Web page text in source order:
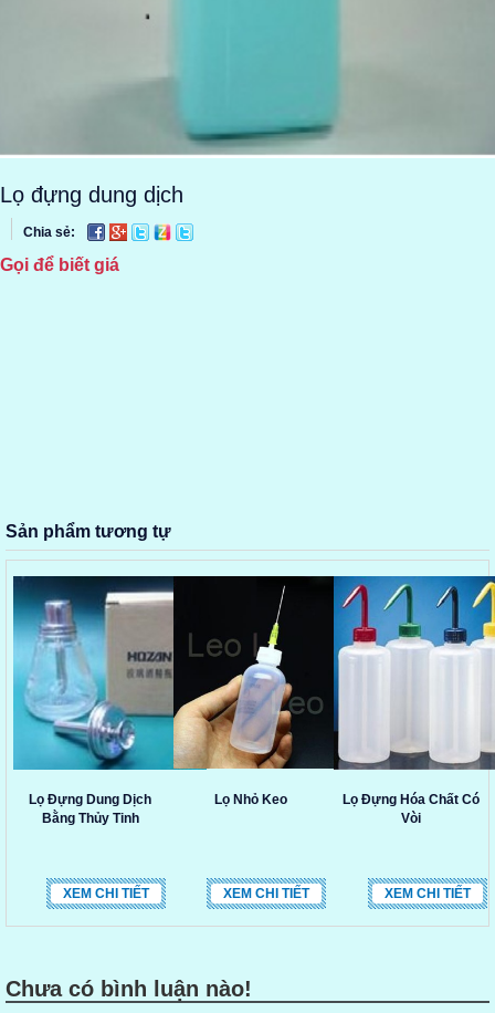
Lọ đựng dung dịch
Chia sẻ:
Gọi để biết giá
Sản phẩm tương tự
Lọ Đựng Dung Dịch
Bằng Thủy Tinh
XEM CHI TIẾT
Lọ Nhỏ Keo
XEM CHI TIẾT
Lọ Đựng Hóa Chất Có
Vòi
XEM CHI TIẾT
Chưa có bình luận nào!